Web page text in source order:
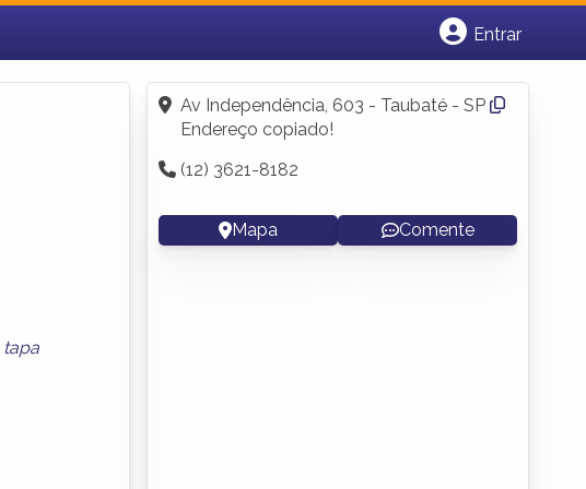
Entrar
Fazer login
Criar conta
tapa
Av Independência, 603 - Taubaté - SP
Endereço copiado!
(12) 3621-8182
Mapa Comente